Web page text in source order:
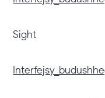
Sight